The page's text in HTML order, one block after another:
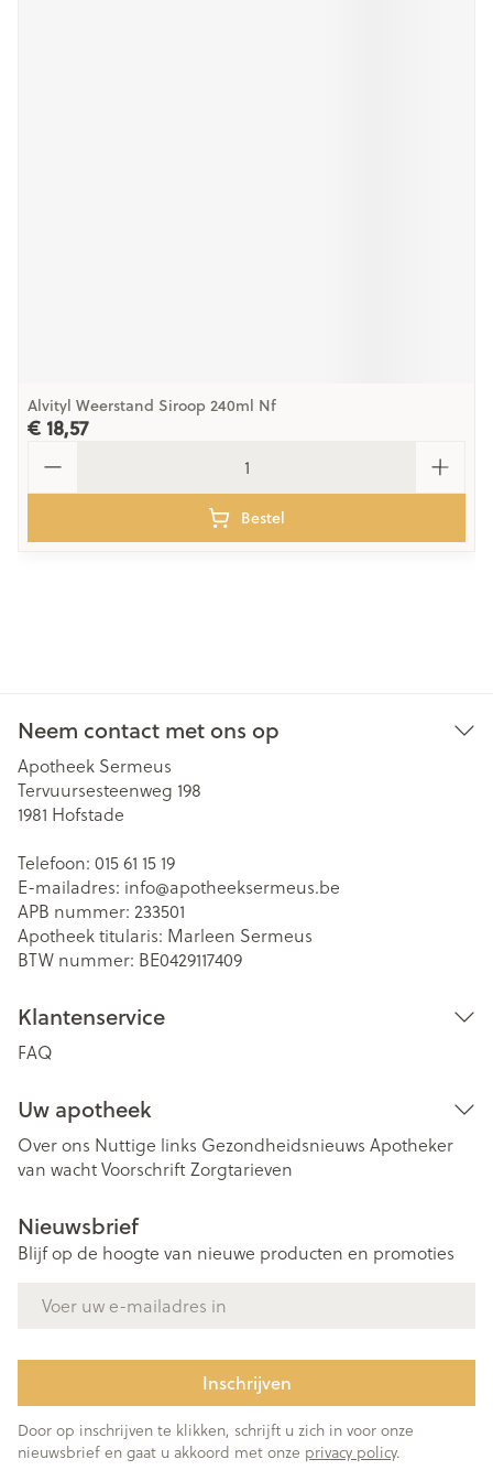
Alvityl Weerstand Siroop 240ml Nf
€ 18,57
Bestel
Neem contact met ons op
Apotheek Sermeus
Tervuursesteenweg 198
1981 Hofstade
Telefoon: 015 61 15 19
E-mailadres: info@apotheeksermeus.be
APB nummer: 233501
Apotheek titularis: Marleen Sermeus
BTW nummer: BE0429117409
Klantenservice
FAQ
Uw apotheek
Over ons Nuttige links Gezondheidsnieuws Apotheker
van wachtVoorschriftZorgtarieven
Nieuwsbrief
Blijf op de hoogte van nieuwe producten en promoties
Inschrijven
Door op inschrijven te klikken, schrijft u zich in voor onze
nieuwsbrief en gaat u akkoord met onze privacy policy.